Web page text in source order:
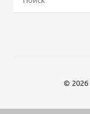
© 2026